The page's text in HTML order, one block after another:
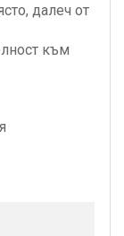
далеч от
към